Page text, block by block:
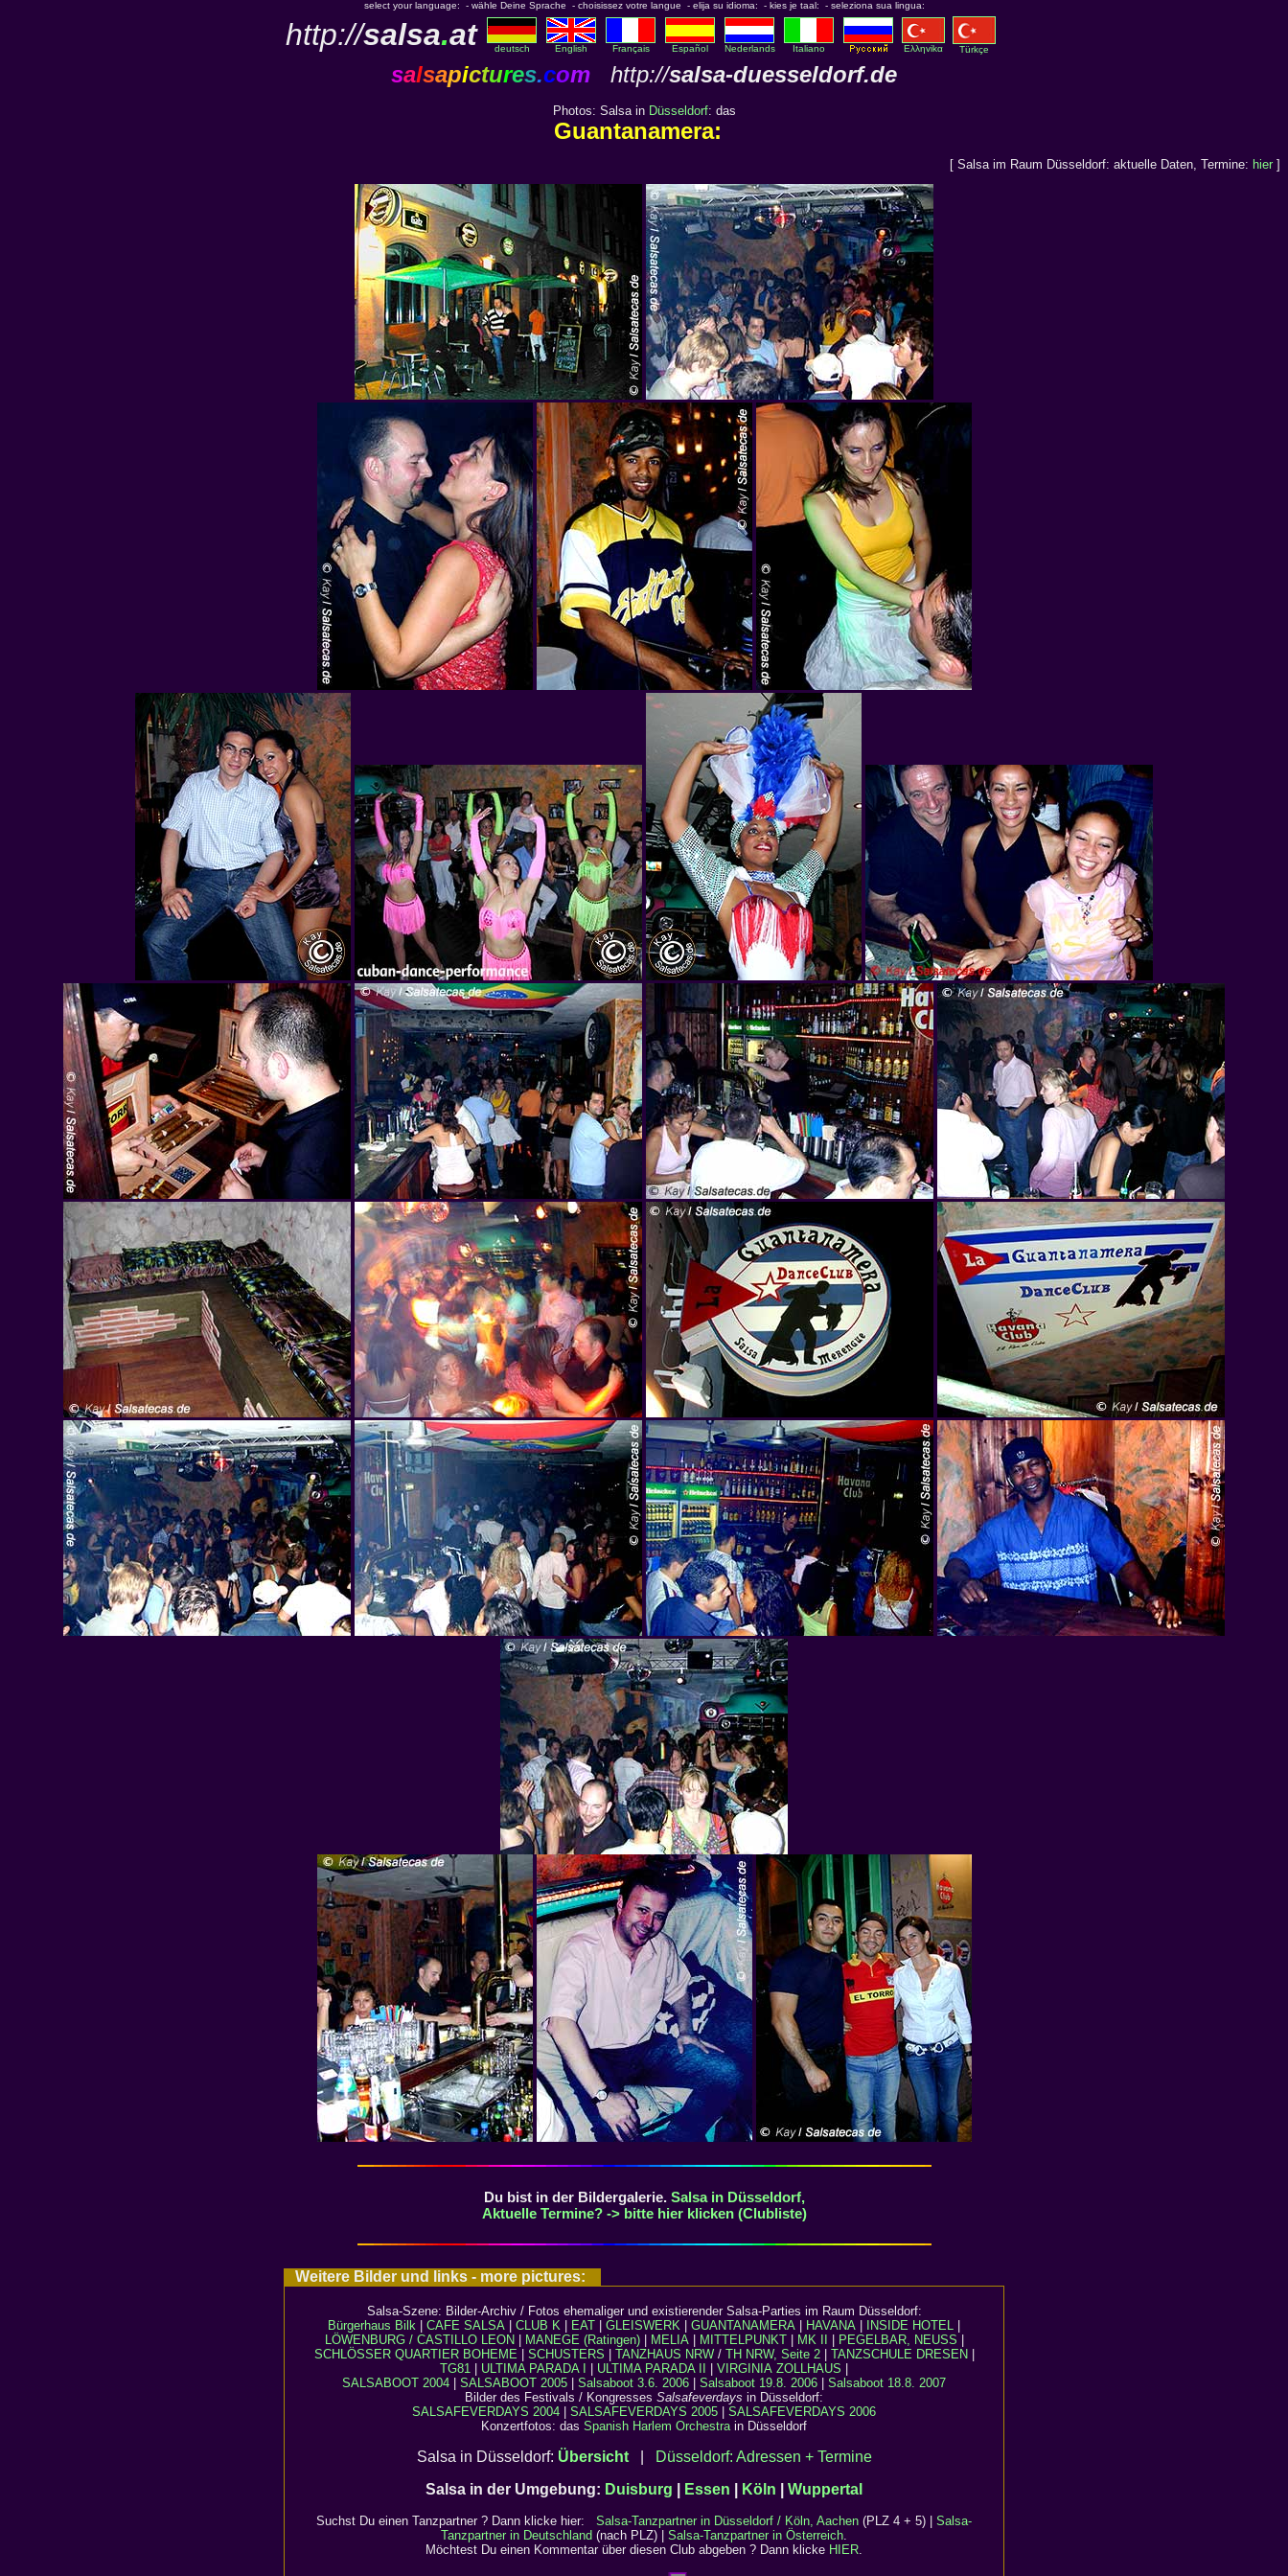
select your language: - wähle Deine Sprache - choisissez votre langue - elija su idioma: - kies je taal: - seleziona sua lingua:
http://salsa.at deutsch English Français Español Nederlands Italiano Eλληvikα Türkçe
salsapictures.com http://salsa-duesseldorf.de
Photos: Salsa in Düsseldorf: das
Guantanamera:
[ Salsa im Raum Düsseldorf: aktuelle Daten, Termine: hier]
Du bist in der Bildergalerie. Salsa in Düsseldorf,
Aktuelle Termine? -> bitte hier klicken (Clubliste)
Weitere Bilder und links - more pictures:
Salsa-Szene: Bilder-Archiv / Fotos ehemaliger und existierender Salsa-Parties im Raum Düsseldorf:
Bürgerhaus Bilk
CAFE SALSA CLUB K EAT GLEISWERK GUANTANAMERA HAVANA INSIDE HOTEL
LÖWENBURG / CASTILLO LEON
MANEGE (Ratingen)| MELIA| MITTELPUNKT| MK II PEGELBAR, NEUSS
SCHLÖSSER QUARTIER BOHEME| SCHUSTERS TANZHAUS NRW/ TH NRW, Seite 2| TANZSCHULE DRESEN
TG81
ULTIMA PARADA I ULTIMA PARADA II VIRGINIA ZOLLHAUS
SALSABOOT 2004
SALSABOOT 2005 Salsaboot 3.6. 2006 Salsaboot 19.8. 2006
Salsaboot 18.8. 2007
Bilder des Festivals / Kongresses Salsafeverdays in Düsseldorf:
SALSAFEVERDAYS 2004
SALSAFEVERDAYS 2005
SALSAFEVERDAYS 2006
Konzertfotos: das Spanish Harlem Orchestrain Düsseldorf
Salsa in Düsseldorf: Übersicht|
Düsseldorf: Adressen + Termine
Salsa in der Umgebung: Duisburg Essen Köln Wuppertal
Suchst Du einen Tanzpartner? Dann klicke hier: Salsa-Tanzpartner in Düsseldorf / Köln, Aachen (PLZ 4 + 5) | Salsa-
Tanzpartner in Deutschland (nach PLZ) | Salsa-Tanzpartner in Österreich.
Möchtest Du einen Kommentar über diesen Club abgeben ? Dann klicke HIER.